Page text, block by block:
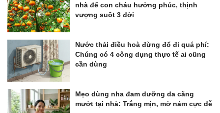
nhà để con cháu hưởng phúc, thịnh
vượng suốt 3 đời
Nước thải điều hoà đừng đổ đi quá phí:
Chúng có 4 công dụng thực tế ai cũng
cần dùng
Mẹo dùng nha đam dưỡng da căng
mướt tại nhà: Trắng mịn, mờ nám cực dễ